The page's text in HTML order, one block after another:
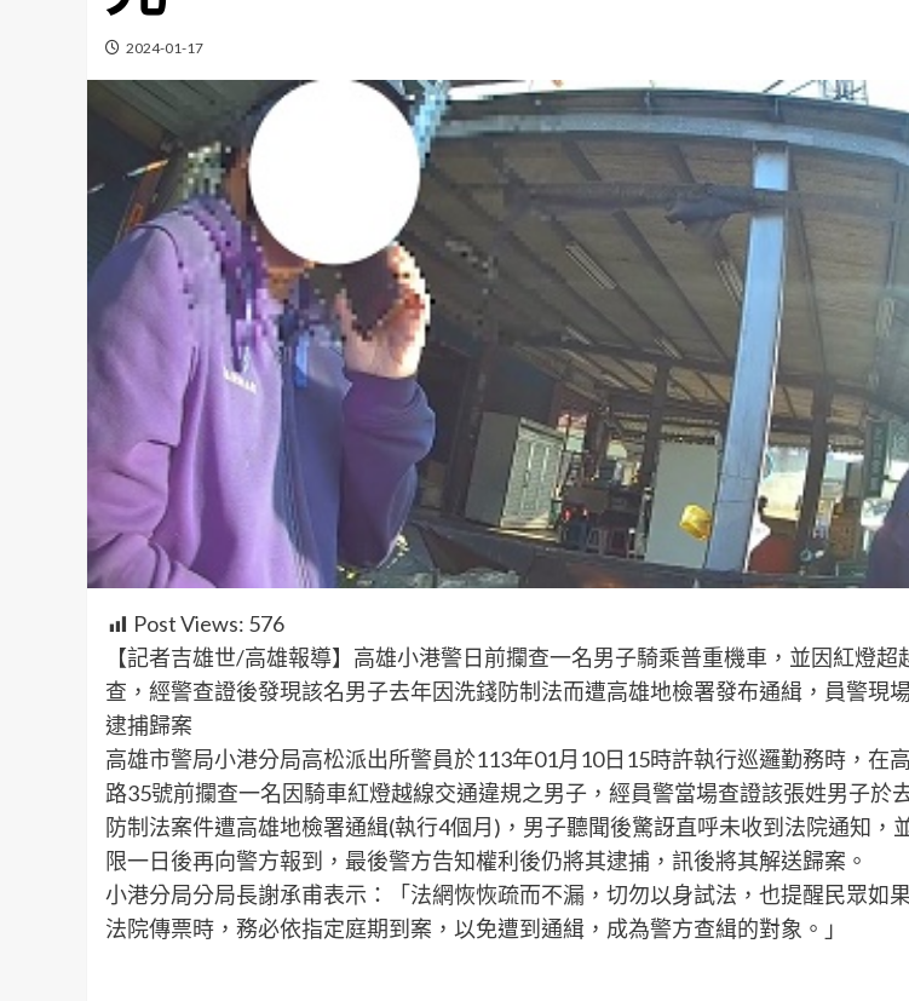
2024-01-17
Post Views: 576
【記者吉雄世/高雄報導】高雄小港警日前攔查一名男子騎乘普重機車，並因紅燈超
查，經警查證後發現該名男子去年因洗錢防制法而遭高雄地檢署發布通緝，員警現
逮捕歸案
高雄市警局小港分局高松派出所警員於113年01月10日15時許執行巡邏勤務時，在
路35號前攔查一名因騎車紅燈越線交通違規之男子，經員警當場查證該張姓男子於
防制法案件遭高雄地檢署通緝(執行4個月)，男子聽聞後驚訝直呼未收到法院通知，
限一日後再向警方報到，最後警方告知權利後仍將其逮捕，訊後將其解送歸案。
小港分局分局長謝承甫表示：「法網恢恢疏而不漏，切勿以身試法，也提醒民眾如
法院傳票時，務必依指定庭期到案，以免遭到通緝，成為警方查緝的對象。」